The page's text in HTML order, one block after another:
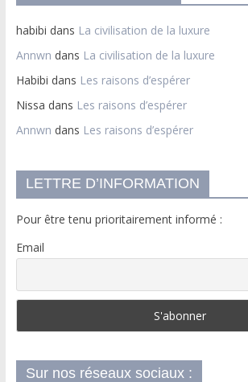
habibi dans La civilisation de la luxure
Annwn dans La civilisation de la luxure
Habibi dans Les raisons d’espérer
Nissa dans Les raisons d’espérer
Annwn dans Les raisons d’espérer
LETTRE D’INFORMATION
Pour être tenu prioritairement informé :
Email
Sur nos réseaux sociaux :